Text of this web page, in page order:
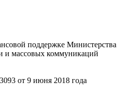
поддержке Министерства
и массовых коммуникаций
от 9 июня 2018 года